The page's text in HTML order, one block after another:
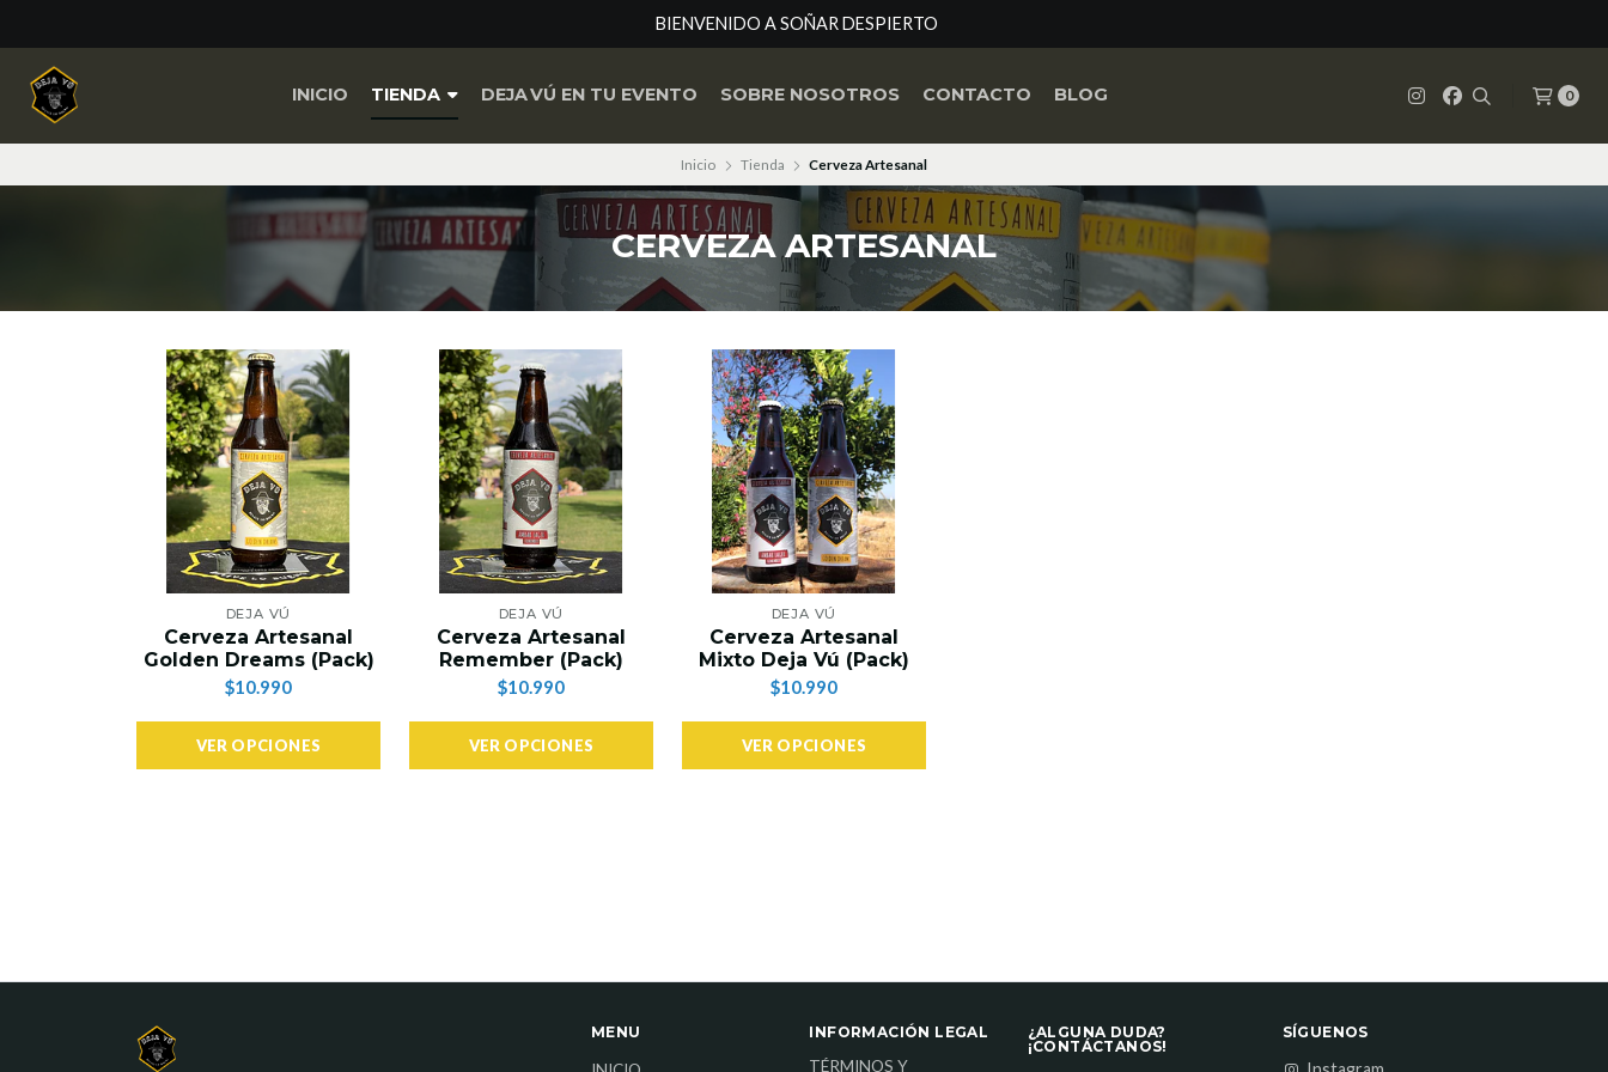
INICIO TIENDA DEJA VÚ EN TU EVENTO SOBRE NOSOTROS CONTACTO BLOG 0
BIENVENIDO A SOÑAR DESPIERTO
Inicio Tienda Cerveza Artesanal
CERVEZA ARTESANAL
DEJA VÚ
Cerveza Artesanal
Golden Dreams (Pack)
$10.990
VER OPCIONES
DEJA VÚ
Cerveza Artesanal
Remember (Pack)
$10.990
VER OPCIONES
DEJA VÚ
Cerveza Artesanal
Mixto Deja Vú (Pack)
$10.990
VER OPCIONES
MENU INFORMACIÓN LEGAL
TÉRMINOS Y
¿ALGUNA DUDA?
¡CONTÁCTANOS!
SÍGUENOS